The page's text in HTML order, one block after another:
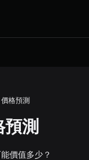
格預測
測
價值多少？